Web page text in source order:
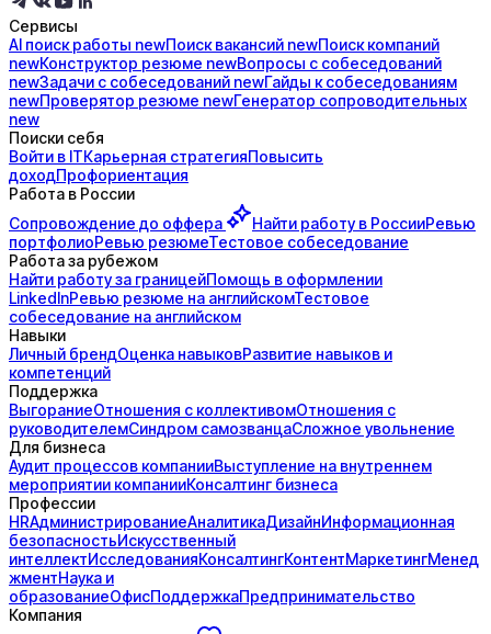
Сервисы
AI поискработы newПоисквакансий newПоисккомпаний
newКонструктор резюме newВопросы с собеседований
newЗадачи с собеседований newГайды ксобеседованиям
newПроверятор резюме newГенератор сопроводительных
new
Поиски себя
Войти в ITКарьерная стратегияПовысить
доходПрофориентация
Работа в России
Сопровождение до оффера Найти работу в РоссииРевью
портфолиоРевью резюмеТестовое собеседование
Работа за рубежом
Найти работу за границейПомощь в оформлении
LinkedInРевью резюме на английскомТестовое
собеседование на английском
Навыки
Личный брендОценка навыковРазвитие навыков и
компетенций
Поддержка
ВыгораниеОтношения с коллективомОтношения с
руководителемСиндром самозванцаСложное увольнение
Для бизнеса
Аудит процессов компанииВыступление на внутреннем
мероприятии компанииКонсалтинг бизнеса
Профессии
HRАдминистрированиеАналитикаДизайнИнформационная
безопасностьИскусственный
интеллектИсследованияКонсалтингКонтентМаркетингМенед
жментНаука и
образованиеОфисПоддержкаПредпринимательство
Компания